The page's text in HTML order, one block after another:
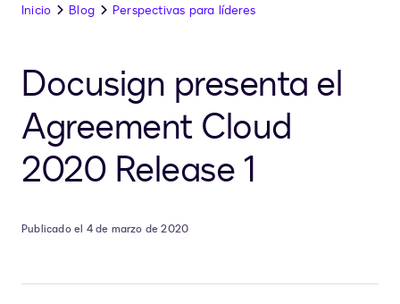
Inicio Blog Perspectivas para líderes
Docusign presenta el
Agreement Cloud
2020 Release 1
Publicado el 4 de marzo de 2020